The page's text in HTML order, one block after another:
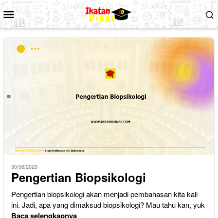
Loncat
ke
konten
Menu
Mobile
30/06/2023
Pengertian Biopsikologi
Pengertian biopsikologi akan menjadi pembahasan kita kali
ini. Jadi, apa yang dimaksud biopsikologi? Mau tahu kan, yuk
Baca selengkapnya